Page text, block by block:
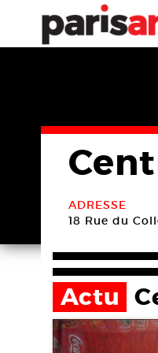
ADRESSE
18 Rue du
Actu